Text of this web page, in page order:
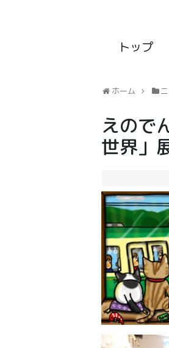
トップ
ホーム
えので
世界」